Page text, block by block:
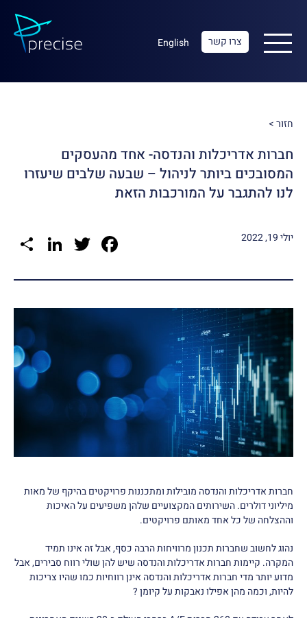
English צרו קשר
חזור >
חברות אדריכלות והנדסה- אחד מהעסקים
המסובכים ביותר לניהול – שבעה שלבים שיעזרו
לנו להתגבר על המורכבות הזאת
יולי 19, 2022 Facebook
Twitter
חברות אדריכלות והנדסה מובילות ומתכננות פרויקטים בהיקף של מאות
מיליוני דולרים. השירותים המקצועיים שלהן משפיעים על האיכות
וההצלחה של כל אחד מאותם פרויקטים.
נהוג לחשוב שחברות תכנון מרוויחות הרבה כסף, אבל זה אינו תמיד
המקרה. קיימות חברות אדריכלות והנדסה שיש להן שולי רווח סבירים, אבל
מדוע יותר מדי חברות אדריכלות והנדסה אינן רווחיות כמו שהיו צריכות
להיות, וכמה מהן אפילו נאבקות על קיומן ?